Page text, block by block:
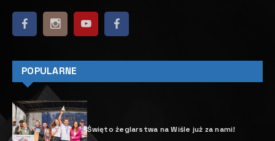
POPULARNE
Święto żeglarstwa na Wiśle już za nami!